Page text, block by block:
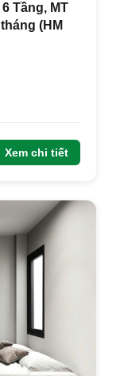
Tầng, MT
(HM
Xem chi tiết